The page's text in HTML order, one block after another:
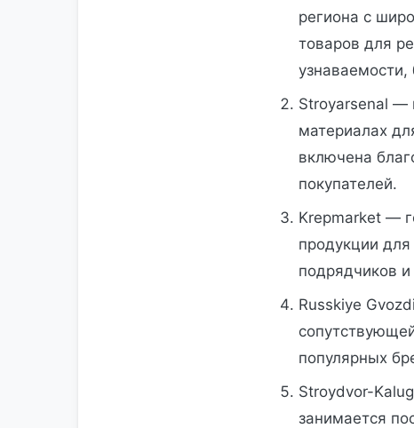
региона с
товаров для
Stroyarsenal —
материалах
включена
покупателей.
Krepmarket —
продукции
подрядчиков
Russkiye
популярных
Stroydvor-
занимается